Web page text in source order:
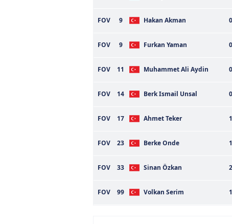
FOV 9 Hakan Akman
FOV 9 Furkan Yaman
FOV 11 Muhammet Ali Aydin
FOV 14 Berk Ismail Unsal
FOV 17 Ahmet Teker
FOV 23 Berke Onde
FOV 33 Sinan Özkan
FOV 99 Volkan Serim